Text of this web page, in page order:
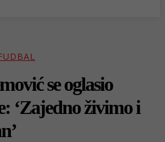
se oglasio
‘Zajedno živimo i